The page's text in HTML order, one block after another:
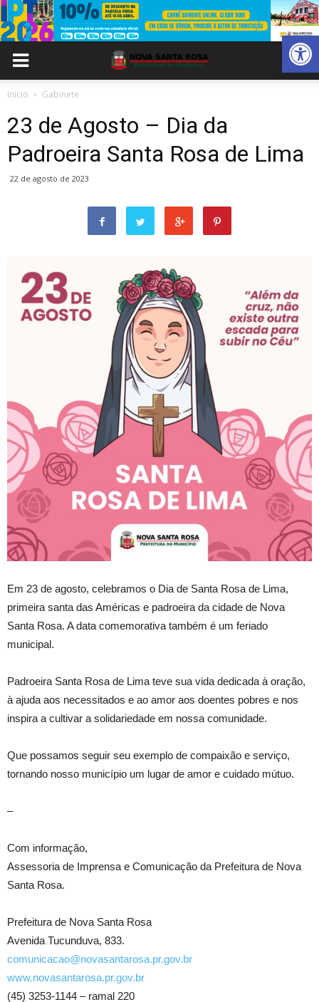
Abrir
Inicio Gabinete
23 de Agosto – Dia da
Padroeira Santa Rosa de Lima
22 de agosto de 2023
Em 23 de agosto, celebramos o Dia de Santa Rosa de Lima,
primeira santa das Américas e padroeira da cidade de Nova
Santa Rosa. A data comemorativa também é um feriado
municipal.
Padroeira Santa Rosa de Lima teve sua vida dedicada à oração,
à ajuda aos necessitados e ao amor aos doentes pobres e nos
inspira a cultivar a solidariedade em nossa comunidade.
Que possamos seguir seu exemplo de compaixão e serviço,
tornando nosso município um lugar de amor e cuidado mútuo.
–
Com informação,
Assessoria de Imprensa e Comunicação da Prefeitura de Nova
Santa Rosa.
Prefeitura de Nova Santa Rosa
Avenida Tucunduva, 833.
comunicacao@novasantarosa.pr.gov.br
www.novasantarosa.pr.gov.br
(45) 3253-1144 – ramal 220